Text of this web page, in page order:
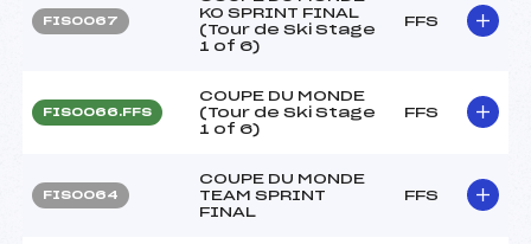
FIS0067
KO SPRINT FINAL
(Tour de Ski Stage
1 of 6)
FFS
FIS0066.FFS
COUPE DU MONDE
(Tour de Ski Stage
1 of 6)
FFS
FIS0064
COUPE DU MONDE
TEAM SPRINT
FINAL
FFS